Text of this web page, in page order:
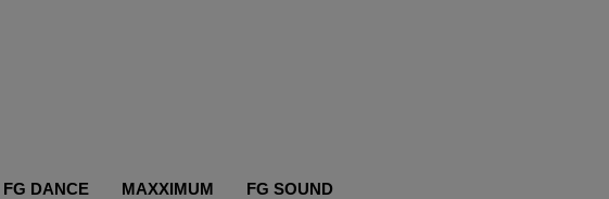
FG DANCE MAXXIMUM FG SOUND